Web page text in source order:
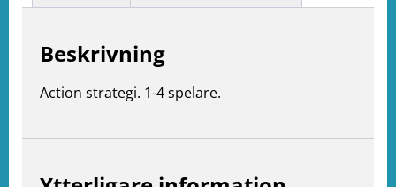
Beskrivning
Action strategi. 1-4 spelare.